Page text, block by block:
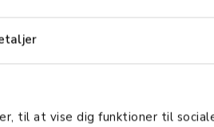
til at vise dig funktioner til